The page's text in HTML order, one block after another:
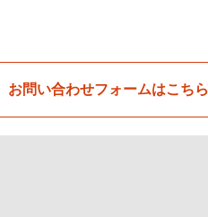
お問い合わせフォームはこちら